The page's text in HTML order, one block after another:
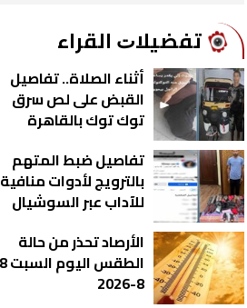
ﺗﻔﻀﻴﻼﺕ اﻟﻘﺮاء
أثناء الصلاة.. تفاصيل
القبض على لص سرق
توك توك بالقاهرة
تفاصيل ضبط المتهم
بالترويج لأدوات منافية
للآداب عبر السوشيال
الأرصاد تحذر من حالة
8-2026